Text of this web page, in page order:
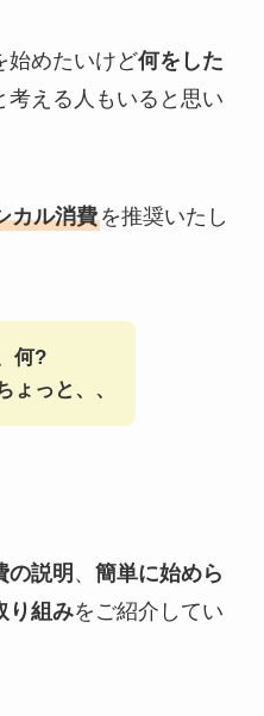
始めたいけど何をした
考える人もいると思い
カル消費を推奨いたし
何?
ょっと、、
の説明 、 簡単に始めら
り組みをご紹介してい